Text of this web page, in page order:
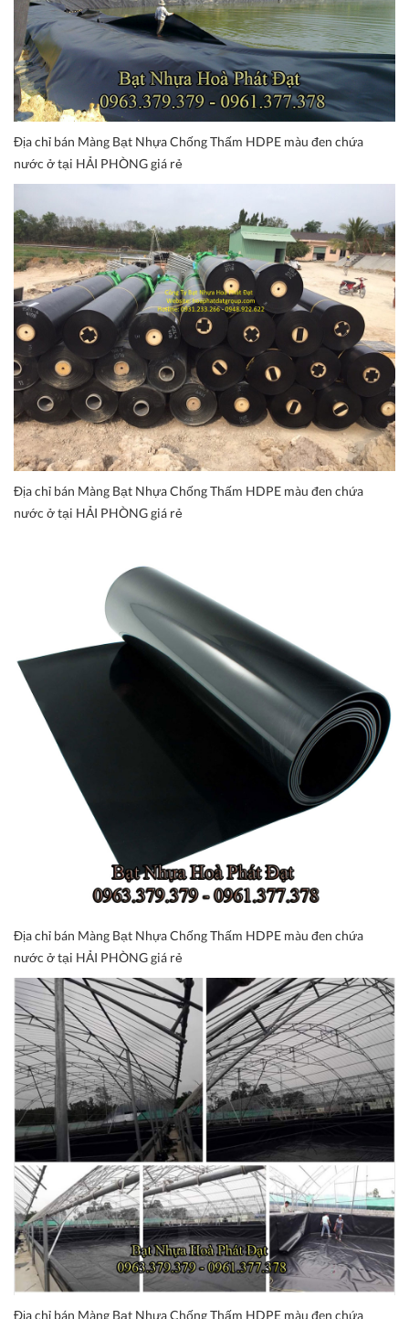
Địa chỉ bán Màng Bạt Nhựa Chống Thấm HDPE màu đen chứa
nước ở tại HẢI PHÒNG giá rẻ
Địa chỉ bán Màng Bạt Nhựa Chống Thấm HDPE màu đen chứa
nước ở tại HẢI PHÒNG giá rẻ
Địa chỉ bán Màng Bạt Nhựa Chống Thấm HDPE màu đen chứa
nước ở tại HẢI PHÒNG giá rẻ
Địa chỉ bán Màng Bạt Nhựa Chống Thấm HDPE màu đen chứa